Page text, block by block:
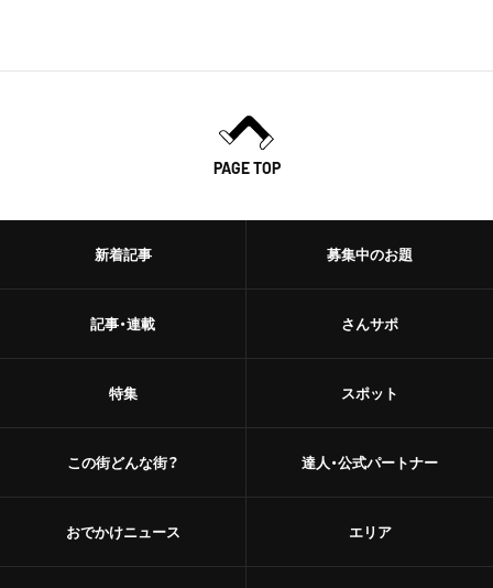
PAGE TOP
新着記事
記事・連載
特集
この街どんな街？
おでかけニュース
募集中のお題
さんサポ
スポット
達人・公式パートナー
エリア